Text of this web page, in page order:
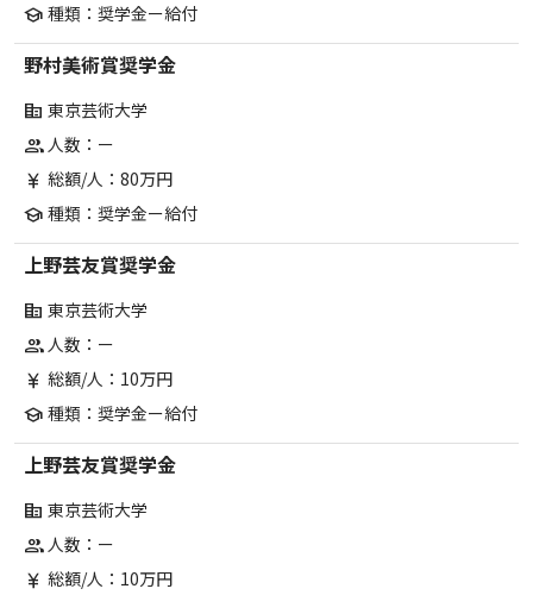
school 種類：奨学金ー給付
野村美術賞奨学金
corporate_fare 東京芸術大学
group人数：ー
currency_yen 総額/人：80万円
school 種類：奨学金ー給付
上野芸友賞奨学金
corporate_fare 東京芸術大学
group人数：ー
currency_yen 総額/人：10万円
school 種類：奨学金ー給付
上野芸友賞奨学金
corporate_fare 東京芸術大学
group人数：ー
currency_yen 総額/人：10万円